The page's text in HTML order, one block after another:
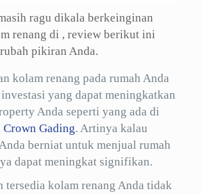
ragu dikala berkeinginan
renang di , review berikut ini
pikiran Anda.
kolam renang pada rumah Anda
yang dapat meningkatkan
Anda seperti yang ada di
Crown Gading. Artinya kalau
berniat untuk menjual rumah
dapat meningkat signifikan.
tersedia kolam renang Anda tidak